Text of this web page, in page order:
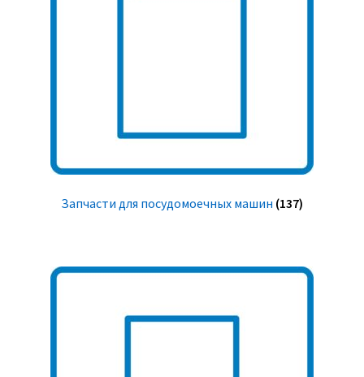
Запчасти для посудомоечных машин (137)